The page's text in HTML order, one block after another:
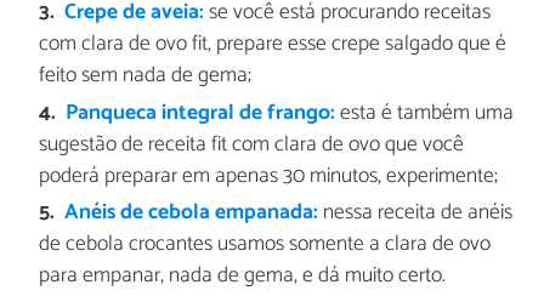
Crepe de aveia:se você está procurando receitas
com clara de ovo fit, prepare esse crepe salgado que é
feito sem nada de gema;
Panqueca integral de frango:esta é também uma
sugestão de receita fit com clara de ovo que você
poderá preparar em apenas 30 minutos, experimente;
Anéis de cebola empanada: nessa receita de anéis
de cebola crocantes usamos somente a clara de ovo
para empanar, nada de gema, e dá muito certo.